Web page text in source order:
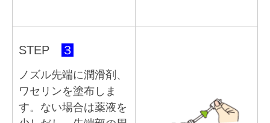
STEP ３
ノズル先端に潤滑剤、
ワセリンを塗布しま
す。ない場合は薬液を